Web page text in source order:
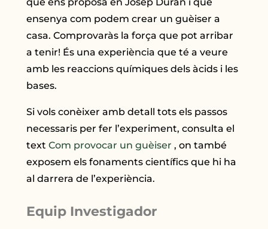
ensenya com podem crear un guèiser a
casa. Comprovaràs la força que pot arribar
a tenir! És una experiència que té a veure
amb les reaccions químiques dels àcids i les
bases.
Si vols conèixer amb detall tots els passos
necessaris per fer l’experiment, consulta el
textCom provocar un guèiser , on també
exposem els fonaments científics que hi ha
al darrera de l’experiència.
Equip Investigador